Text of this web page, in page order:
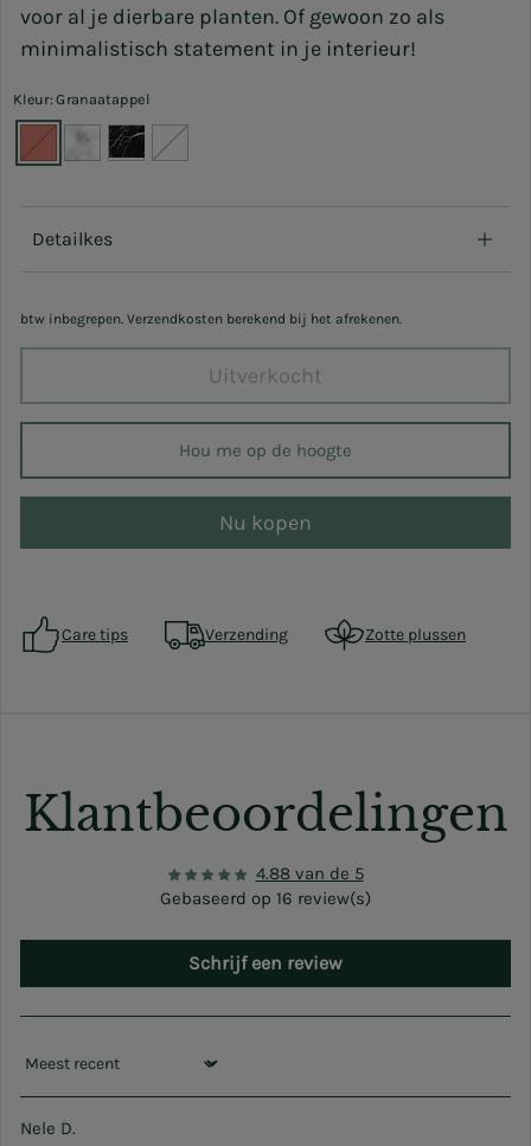
voor al je dierbare planten. Of gewoon zo als
minimalistisch statement in je interieur!
Kleur: Granaatappel
Detailkes
btw inbegrepen. Verzendkosten berekend bij het afrekenen.
Uitverkocht
Hou me op de hoogte
Nu kopen
Care tips Verzending Zotte plussen
Klantbeoordelingen
4.88 van de 5
Gebaseerd op 16 review(s)
Schrijf een review
Sort by
Nele D.